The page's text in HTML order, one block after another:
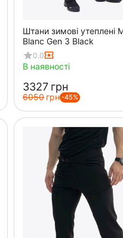
Штани зимові утеплені
Blanc Gen 3 Black
0.0
В наявності
‍3327‍ грн
‍6050‍ грн -45%